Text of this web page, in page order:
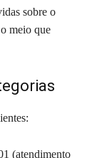
sobre o
meio que
(atendimento